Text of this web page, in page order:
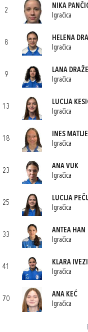
2
NIKA
Igračica
8
HELENA
Igračica
9
LANA
Igračica
13
LUCIJA
Igračica
18
INES
Igračica
23
ANA VUK
Igračica
25
LUCIJA
Igračica
33
ANTEA HAN
Igračica
41
KLARA
Igračica
70
ANA KEĆ
Igračica